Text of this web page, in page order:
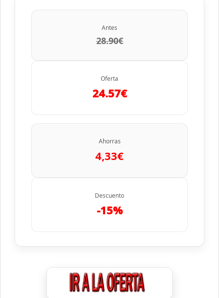
Antes
28.90€
Oferta
24.57€
Ahorras
4,33€
Descuento
-15%